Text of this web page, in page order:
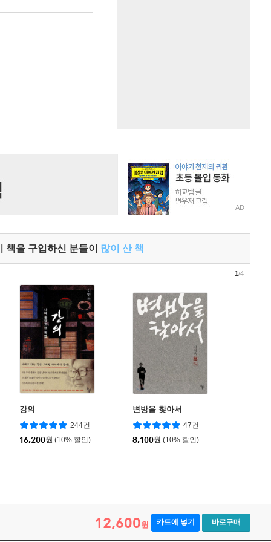
AD
책을 구입하신 분들이 많이 산 책
강의
244건
16,200원 (10% 할인)
변방을 찾아서
47건
8,100원 (10% 할인)
1/4
12,600원 카트에 넣기 바로구매